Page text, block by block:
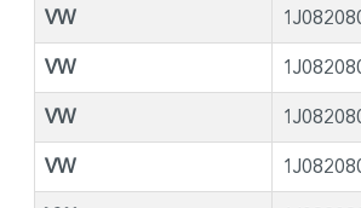
VW
VW
VW
VW